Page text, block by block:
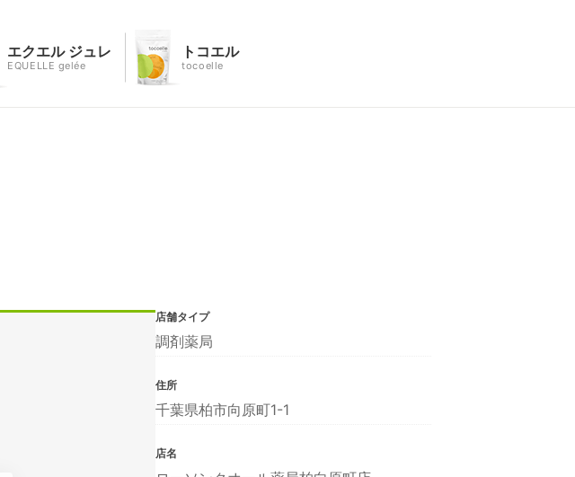
エクエル ジュレ
EQUELLE gelée
トコエル
tocoelle
店舗タイプ
調剤薬局
住所
千葉県柏市向原町1-1
店名